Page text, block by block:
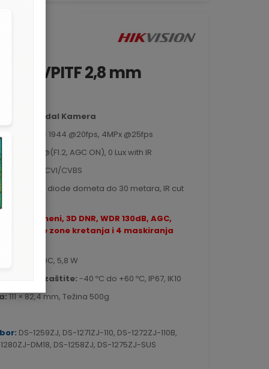
VPITF 2,8 mm
Antivandal Kamera
2560 × 1944 @20fps, 4MPx @25fps
0.003 Lux@(F1.2, AGC ON), 0 Lux with IR
TVI/AHD/CVI/CVBS
2.0 Smart diode dometa do 30 metara, IR cut
: OSD meni, 3D DNR, WDR 130dB, AGC,
zone kretanja i 4 maskiranja
12V DC, 5,8 W
i nivo zaštite: -40 ºC do +60 ºC, IP67, IK10
111 × 82,4 mm, Težina 500g
DS-1259ZJ, DS-1271ZJ-110, DS-1272ZJ-110B,
DM18, DS-1258ZJ, DS-1275ZJ-SUS